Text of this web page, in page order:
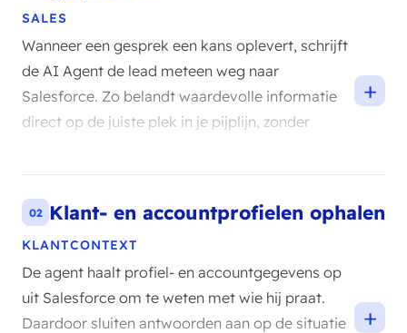
SALES
Wanneer een gesprek een kans oplevert, schrijft
de AI Agent de lead meteen weg naar
Salesforce. Zo belandt waardevolle informatie
direct op de juiste plek in je pijplijn, zonder
+
02 Klant- en accountprofielen ophalen
KLANTCONTEXT
De agent haalt profiel- en accountgegevens op
uit Salesforce om te weten met wie hij praat.
Daardoor sluiten antwoorden aan op de situatie
+